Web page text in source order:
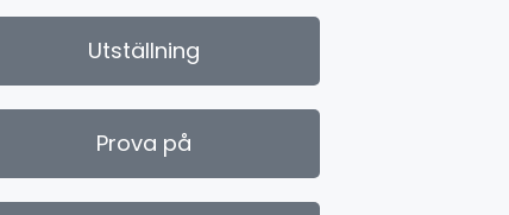
Utställning
Prova på